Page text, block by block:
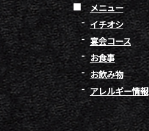
メニュー
イチオシ
宴会コース
お食事
お飲み物
アレルギー情報